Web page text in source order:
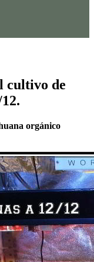
cultivo de
orgánico